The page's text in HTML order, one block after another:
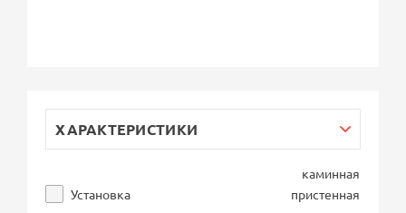
ХАРАКТЕРИСТИКИ
Установка
каминная
пристенная